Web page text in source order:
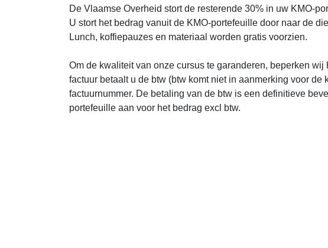
De Vlaamse Overheid stort de resterende 30% in uw KMO-
U stort het bedrag vanuit de KMO-portefeuille door naar de
Lunch, koffiepauzes en materiaal worden gratis voorzien.
Om de kwaliteit van onze cursus te garanderen, beperken
factuur betaalt u de btw (btw komt niet in aanmerking voor
factuurnummer. De betaling van de btw is een definitieve
portefeuille aan voor het bedrag excl btw.